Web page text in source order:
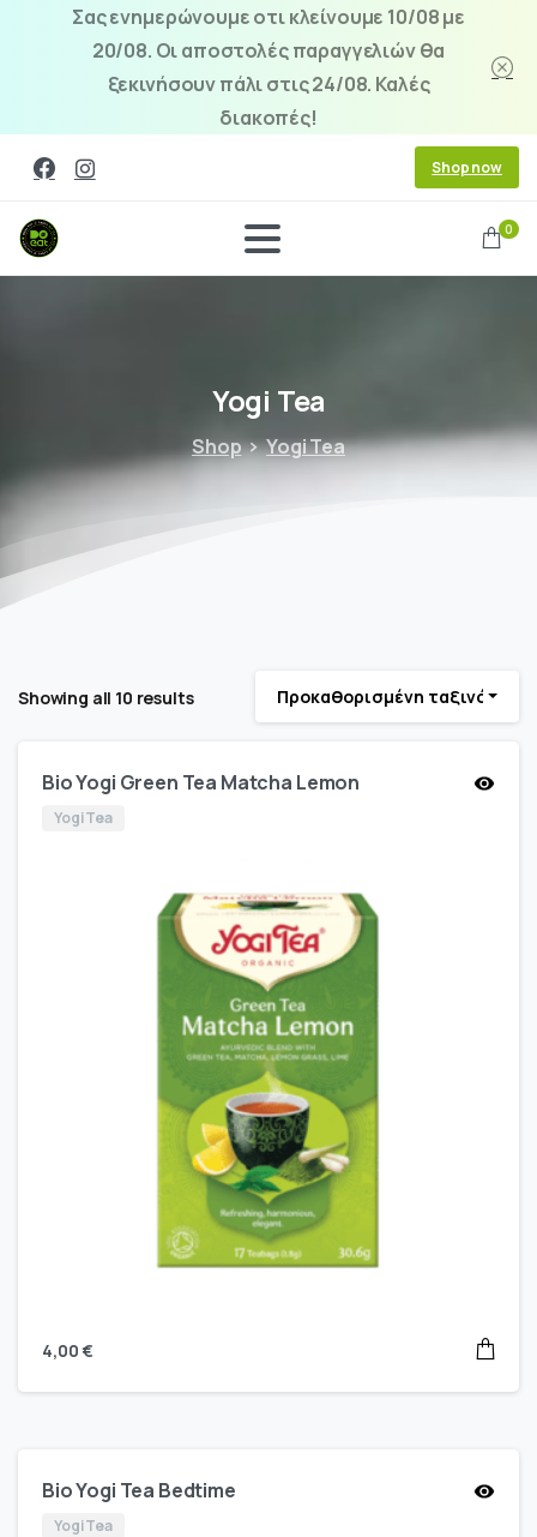
Σας ενημερώνουμε οτι κλείνουμε 10/08 με
20/08. Οι αποστολές παραγγελιών θα
ξεκινήσουν πάλι στις 24/08. Καλές
διακοπές!
Shop now
0
Yogi Tea
Shop Yogi Tea
Showing all 10 results Προκαθορισμένη ταξινόμηση
Bio Yogi Green Tea Matcha Lemon
Yogi Tea
4,00 €
Bio Yogi Tea Bedtime
Yogi Tea